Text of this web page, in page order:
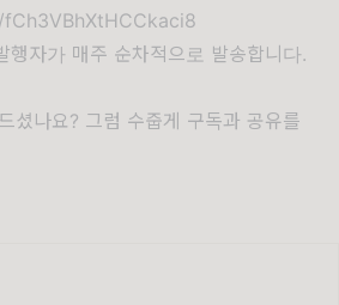
자가 매주 순차적으로 발송합니다.
셨나요? 그럼 수줍게 구독과 공유를